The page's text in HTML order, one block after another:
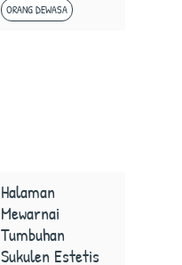
ORANG DEWASA
Halaman
Mewarnai
Tumbuhan
Sukulen Estetis